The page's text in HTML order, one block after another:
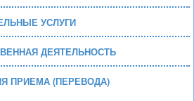
УСЛУГИ
ДЕЯТЕЛЬНОСТЬ
ПРИЕМА (ПЕРЕВОДА)